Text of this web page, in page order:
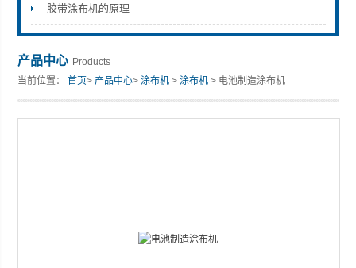
胶带涂布机的原理
产品中心 Products
当前位置：首页>产品中心>涂布机 >涂布机 > 电池制造涂布机